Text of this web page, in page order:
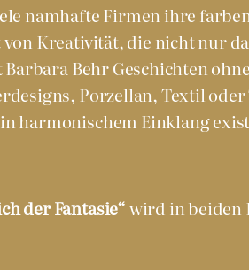
namhafte Firmen ihre
Kreativität, die nicht nur
Behr Geschichten
Porzellan, Textil
harmonischem Einklang
der Fantasie“wird in beiden